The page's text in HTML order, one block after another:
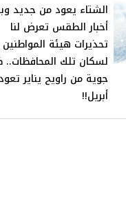
الشتاء يعود من جديد
أخبار الطقس تعرض لنا
تحذيرات هيئة المواطنين
لسكان تلك المحافظات..
جوية من راويح يناير
أبريل!!